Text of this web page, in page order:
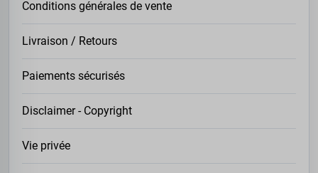
Conditions générales de vente
Livraison / Retours
Paiements sécurisés
Disclaimer - Copyright
Vie privée